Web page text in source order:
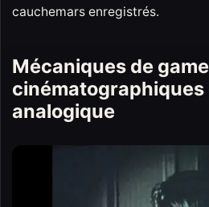
cauchemars enregistrés.
Mécaniques de
cinématographiques
analogique